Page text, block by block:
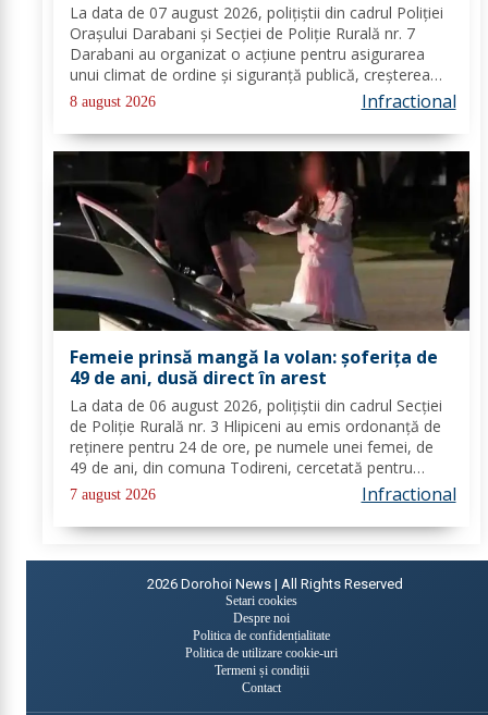
La data de 07 august 2026, polițiștii din cadrul Poliției
Orașului Darabani și Secției de Poliție Rurală nr. 7
Darabani au organizat o acțiune pentru asigurarea
unui climat de ordine și siguranță publică, creșterea
gradului de siguranță rutieră și combaterea faptelor
antisociale, în localitatea...
8 august 2026 Infractional
Femeie prinsă mangă la volan: șoferița de
49 de ani, dusă direct în arest
La data de 06 august 2026, polițiștii din cadrul Secției
de Poliție Rurală nr. 3 Hlipiceni au emis ordonanță de
reținere pentru 24 de ore, pe numele unei femei, de
49 de ani, din comuna Todireni, cercetată pentru
comiterea infracțiunii de conducerea unui vehicul sub
influența alcoolului. În urma...
7 august 2026 Infractional
2026 Dorohoi News | All Rights Reserved
Setari cookies
Despre noi
Politica de confidențialitate
Politica de utilizare cookie-uri
Termeni și condiții
Contact